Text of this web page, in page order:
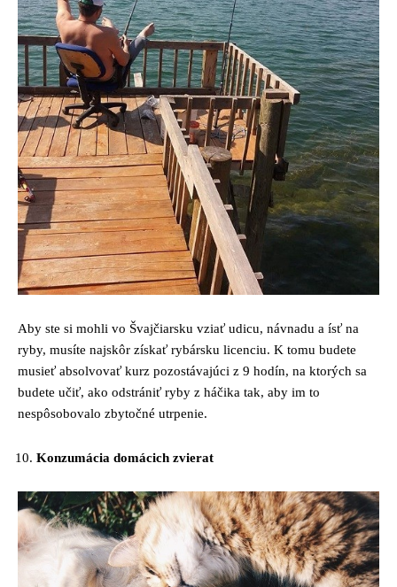
Aby ste si mohli vo Švajčiarsku vziať udicu, návnadu a ísť na
ryby, musíte najskôr získať rybársku licenciu. K tomu budete
musieť absolvovať kurz pozostávajúci z 9 hodín, na ktorých sa
budete učiť, ako odstrániť ryby z háčika tak, aby im to
nespôsobovalo zbytočné utrpenie.
Konzumácia domácich zvierat